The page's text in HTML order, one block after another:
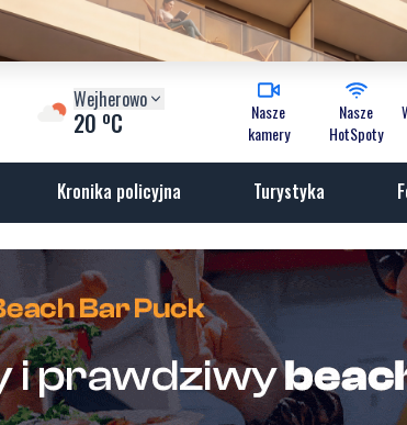
Wejherowo
20 oC
Nasze
kamery
Nasze
HotSpoty
Kronika policyjna Turystyka